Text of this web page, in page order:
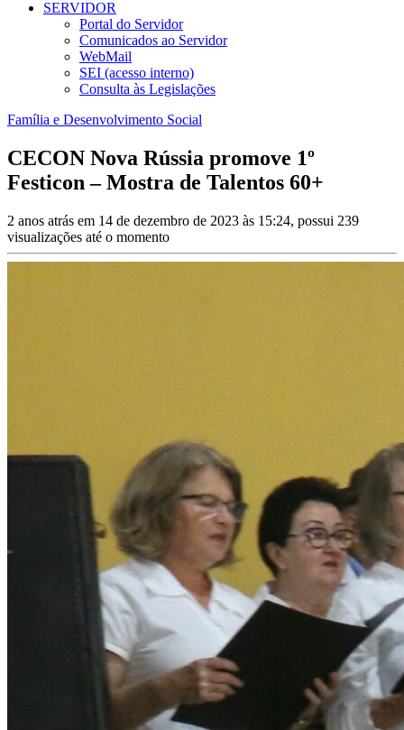
SERVIDOR
Portal do Servidor
Comunicados ao Servidor
WebMail
SEI (acesso interno)
Consulta às Legislações
Família e Desenvolvimento Social
CECON Nova Rússia promove 1º
Festicon – Mostra de Talentos 60+
2 anos atrás em 14 de dezembro de 2023 às 15:24, possui 239
visualizações até o momento